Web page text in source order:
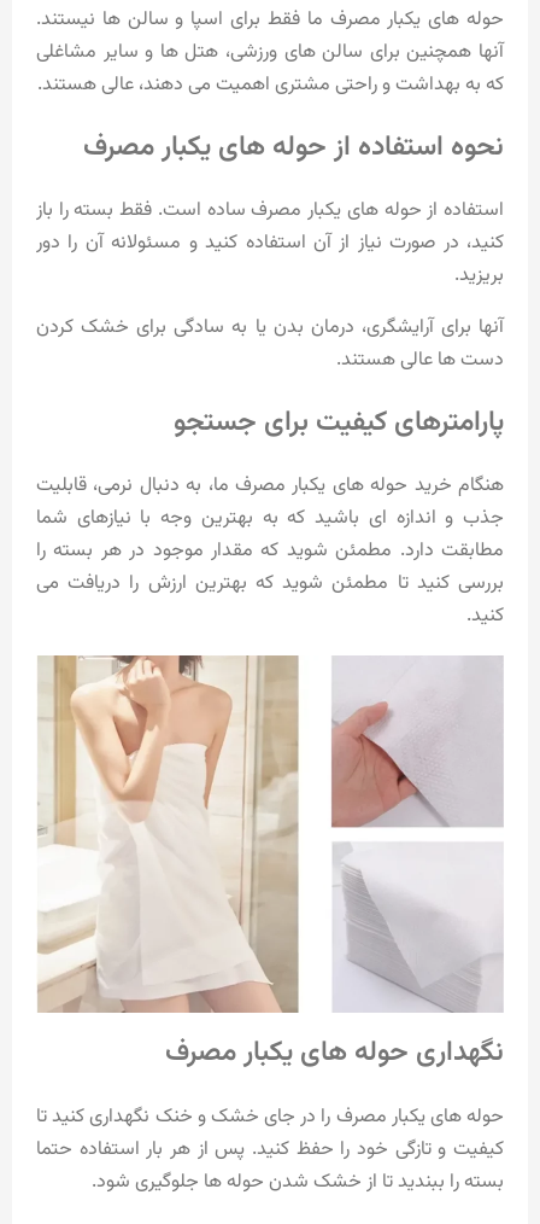
حوله های یکبار مصرف ما فقط برای اسپا و سالن ها نیستند.
آنها همچنین برای سالن های ورزشی، هتل ها و سایر مشاغلی
که به بهداشت و راحتی مشتری اهمیت می دهند، عالی هستند.
نحوه استفاده از حوله های یکبار مصرف
استفاده از حوله های یکبار مصرف ساده است. فقط بسته را باز
کنید، در صورت نیاز از آن استفاده کنید و مسئولانه آن را دور
بریزید.
آنها برای آرایشگری، درمان بدن یا به سادگی برای خشک کردن
دست ها عالی هستند.
پارامترهای کیفیت برای جستجو
هنگام خرید حوله های یکبار مصرف ما، به دنبال نرمی، قابلیت
جذب و اندازه ای باشید که به بهترین وجه با نیازهای شما
مطابقت دارد. مطمئن شوید که مقدار موجود در هر بسته را
بررسی کنید تا مطمئن شوید که بهترین ارزش را دریافت می
کنید.
نگهداری حوله های یکبار مصرف
حوله های یکبار مصرف را در جای خشک و خنک نگهداری کنید تا
کیفیت و تازگی خود را حفظ کنید. پس از هر بار استفاده حتما
بسته را ببندید تا از خشک شدن حوله ها جلوگیری شود.